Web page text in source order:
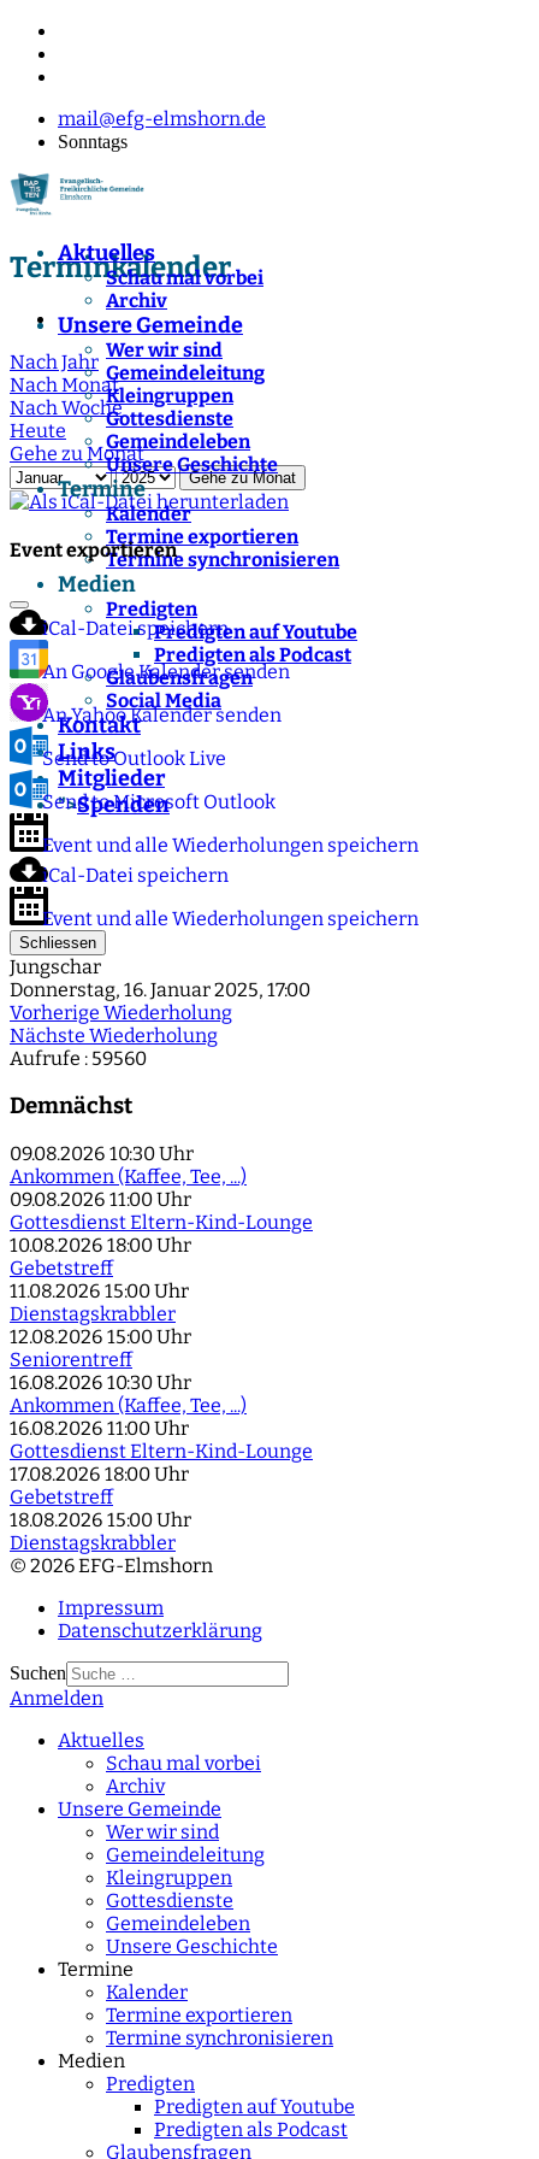
mail@efg-elmshorn.de
Sonntags
Aktuelles
Schau mal vorbei
Archiv
Unsere Gemeinde
Wer wir sind
Gemeindeleitung
Kleingruppen
Gottesdienste
Gemeindeleben
Unsere Geschichte
Termine
Kalender
Termine exportieren
Termine synchronisieren
Medien
Predigten
Predigten auf Youtube
Predigten als Podcast
Glaubensfragen
Social Media
Kontakt
Links
Mitglieder
">Spenden
Terminkalender
Nach Jahr
Nach Monat
Nach Woche
Heute
Gehe zu Monat
Gehe zu Monat
Event exportieren
iCal-Datei speichern
An Google Kalender senden
An Yahoo Kalender senden
Send to Outlook Live
Send to Microsoft Outlook
Event und alle Wiederholungen speichern
iCal-Datei speichern
Event und alle Wiederholungen speichern
Schliessen
Jungschar
Donnerstag, 16. Januar 2025, 17:00
Vorherige Wiederholung
Nächste Wiederholung
Aufrufe : 59560
Demnächst
09.08.2026 10:30 Uhr
Ankommen (Kaffee, Tee, ...)
09.08.2026 11:00 Uhr
Gottesdienst Eltern-Kind-Lounge
10.08.2026 18:00 Uhr
Gebetstreff
11.08.2026 15:00 Uhr
Dienstagskrabbler
12.08.2026 15:00 Uhr
Seniorentreff
16.08.2026 10:30 Uhr
Ankommen (Kaffee, Tee, ...)
16.08.2026 11:00 Uhr
Gottesdienst Eltern-Kind-Lounge
17.08.2026 18:00 Uhr
Gebetstreff
18.08.2026 15:00 Uhr
Dienstagskrabbler
© 2026 EFG-Elmshorn
Impressum
Datenschutzerklärung
Suchen
Type 2 or more
Anmelden
Aktuelles
Schau mal vorbei
Archiv
Unsere Gemeinde
Wer wir sind
Gemeindeleitung
Kleingruppen
Gottesdienste
Gemeindeleben
Unsere Geschichte
Termine
Kalender
Termine exportieren
Termine synchronisieren
Medien
Predigten
Predigten auf Youtube
Predigten als Podcast
Glaubensfragen